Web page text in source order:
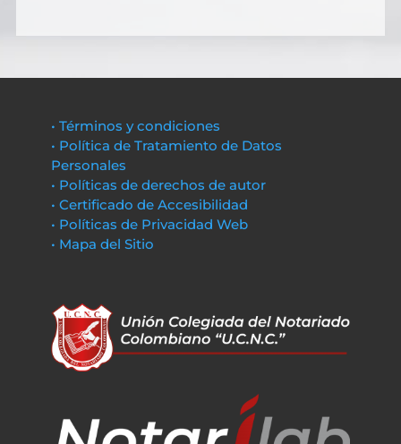
• Términos y condiciones
• Política de Tratamiento de Datos
Personales
• Políticas de derechos de autor
• Certificado de Accesibilidad
• Políticas de Privacidad Web
• Mapa del Sitio